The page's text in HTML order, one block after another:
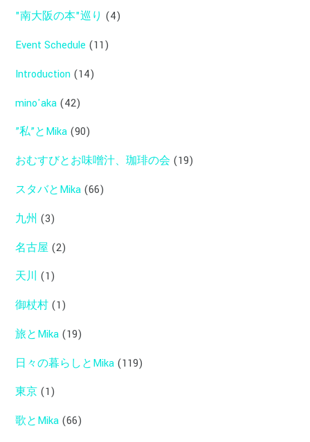
"南大阪の本"巡り (4)
Event Schedule (11)
Introduction (14)
mino'aka (42)
”私”とMika (90)
おむすびとお味噌汁、珈琲の会 (19)
スタバとMika (66)
九州 (3)
名古屋 (2)
天川 (1)
御杖村 (1)
旅とMika (19)
日々の暮らしとMika (119)
東京 (1)
歌とMika (66)